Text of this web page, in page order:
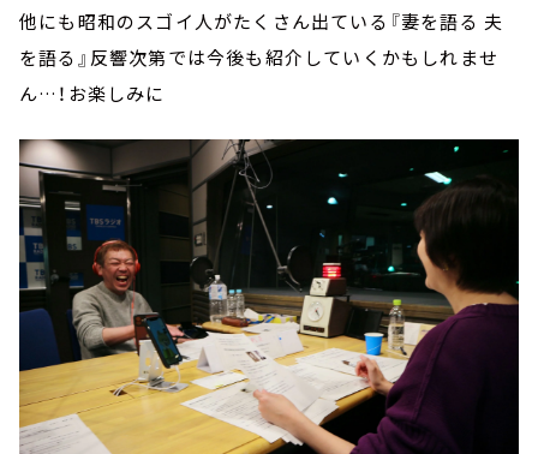
他にも昭和のスゴイ人がたくさん出ている『妻を語る 夫
を語る』反響次第では今後も紹介していくかもしれませ
ん…！お楽しみに